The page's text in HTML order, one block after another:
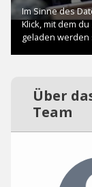
Über
Team